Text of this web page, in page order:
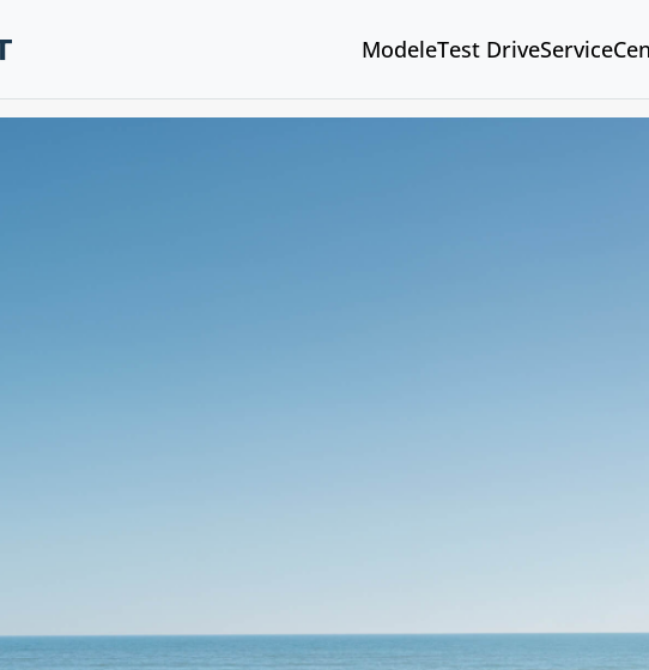
ModeleTest DriveService